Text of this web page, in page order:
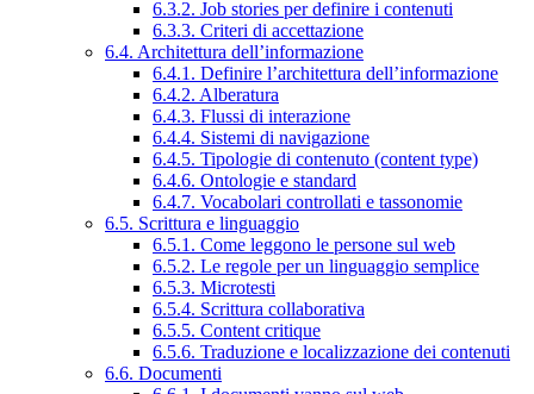
6.3.2. Job stories per definire i contenuti
6.3.3. Criteri di accettazione
6.4. Architettura dell’informazione
6.4.1. Definire l’architettura dell’informazione
6.4.2. Alberatura
6.4.3. Flussi di interazione
6.4.4. Sistemi di navigazione
6.4.5. Tipologie di contenuto (content type)
6.4.6. Ontologie e standard
6.4.7. Vocabolari controllati e tassonomie
6.5. Scrittura e linguaggio
6.5.1. Come leggono le persone sul web
6.5.2. Le regole per un linguaggio semplice
6.5.3. Microtesti
6.5.4. Scrittura collaborativa
6.5.5. Content critique
6.5.6. Traduzione e localizzazione dei contenuti
6.6. Documenti